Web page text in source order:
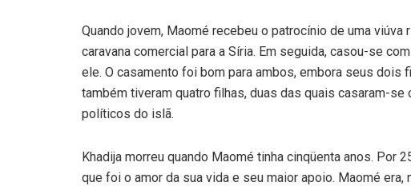
Quando jovem, Maomé recebeu o patrocínio de uma
caravana comercial para a Síria. Em seguida, casou-se
ele. O casamento foi bom para ambos, embora seus dois
também tiveram quatro filhas, duas das quais casaram-
políticos do islã.
Khadija morreu quando Maomé tinha cinqüenta anos. Por
que foi o amor da sua vida e seu maior apoio. Maomé era,